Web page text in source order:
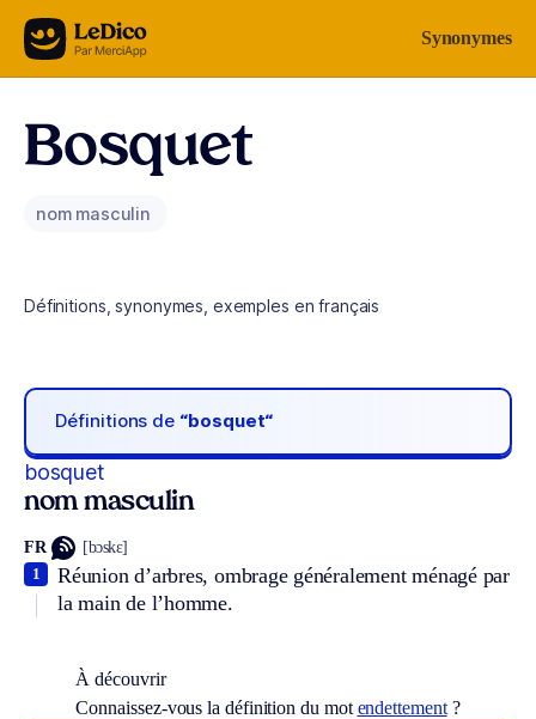
Aller au contenu Synonymes
Bosquet
nom masculin
Définitions, synonymes, exemples en français
Définitions de “bosquet“
bosquet
nom masculin
FR [bɔskɛ]
Réunion d’arbres, ombrage généralement ménagé par
la main de l’homme.
1
À découvrir
Connaissez-vous la définition du mot endettement?